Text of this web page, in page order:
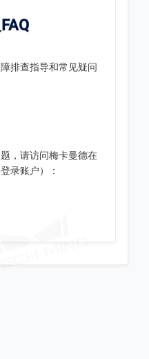
排查指导和常见疑问
，请访问梅卡曼德在
录账户）：